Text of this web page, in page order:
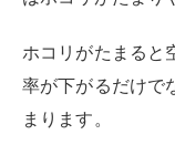
ホコリがたまると
率が下がるだけで
まります。